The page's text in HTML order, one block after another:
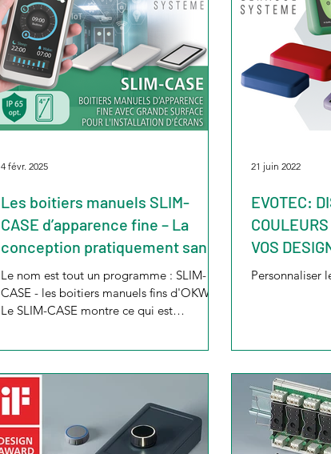
Les boitiers manuels SLIM-
CASE d’apparence fine – La
conception pratiquement sans
cadre pour des composants
électroniques plats ou modules
ainsi que des afficheurs grande
Le nom est tout un programme : SLIM-
CASE - les boitiers manuels fins d'OKW.
Le SLIM-CASE montre ce qui est
4 févr. 2025
EVOTEC:
VOS
Personnaliser
21 juin 2022